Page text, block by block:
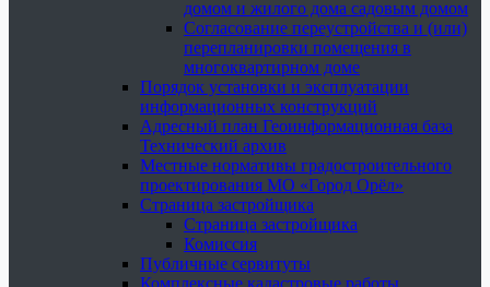
домом и жилого дома садовым домом
Согласование переустройства и (или)
перепланировки помещения в
многоквартирном доме
Порядок установки и эксплуатации
информационных конструкций
Адресный план Геоинформационная база
Технический архив
Местные нормативы градостроительного
проектирования МО «Город Орёл»
Страница застройщика
Страница застройщика
Комиссия
Публичные сервитуты
Комплексные кадастровые работы